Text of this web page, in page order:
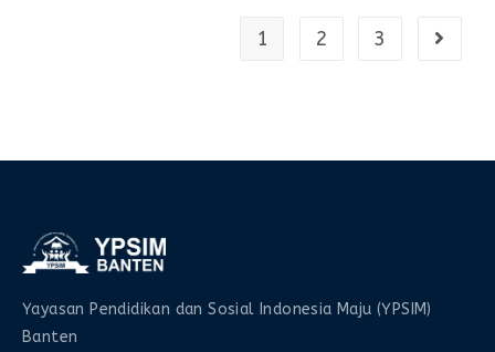
1 2 3
Yayasan Pendidikan dan Sosial Indonesia Maju (YPSIM)
Banten